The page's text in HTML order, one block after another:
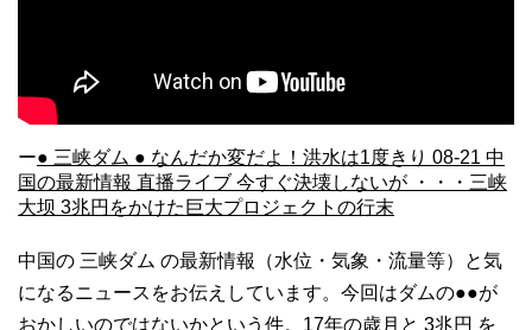
ー● 三峡ダム ● なんだか変だよ！洪水は1度きり 08-21 中
国の最新情報 直播ライブ 今すぐ決壊しないが ・・・三峡
大坝 3兆円をかけた巨大プロジェクトの行末
中国の 三峡ダム の最新情報（水位・気象・流量等）と気
になるニュースをお伝えしています。今回はダムの●●が
おかしいのではないかという件。17年の歳月と 3兆円 を